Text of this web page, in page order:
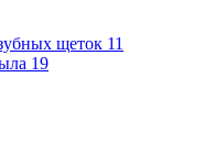
щеток 11
19